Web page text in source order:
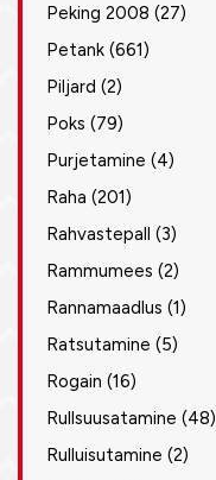
Peking 2008 (27)
Petank (661)
Piljard (2)
Poks (79)
Purjetamine (4)
Raha (201)
Rahvastepall (3)
Rammumees (2)
Rannamaadlus (1)
Ratsutamine (5)
Rogain (16)
Rullsuusatamine (48)
Rulluisutamine (2)